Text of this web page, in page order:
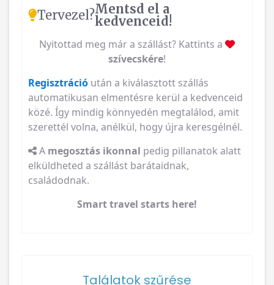
Tervezel?Mentsd el a
kedvenceid!
Nyitottad meg már a szállást? Kattints a
szívecskére!
Regisztráció után a kiválasztott szállás
automatikusan elmentésre kerül a kedvenceid
közé. Így mindig könnyedén megtalálod, amit
szerettél volna, anélkül, hogy újra keresgélnél.
A megosztás ikonnal pedig pillanatok alatt
elküldheted a szállást barátaidnak,
családodnak.
Smart travel starts here!
Találatok szűrése